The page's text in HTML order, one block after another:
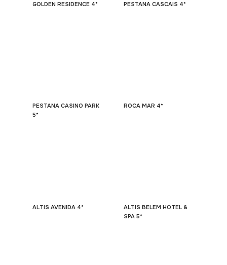
GOLDEN RESIDENCE 4* PESTANA CASCAIS 4*
PESTANA CASINO PARK
5*
ROCA MAR 4*
ALTIS AVENIDA 4*
ALTIS BELEM HOTEL &
SPA 5*